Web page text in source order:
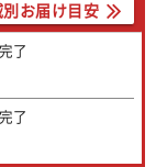
お届け目安
了
了